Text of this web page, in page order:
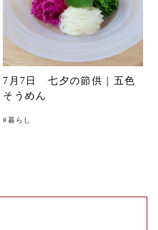
7月7日 七夕の節供｜五色
そうめん
#暮らし